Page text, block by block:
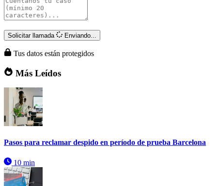
Solicitar llamada Enviando...
Tus datos están protegidos
Más Leídos
Pasos para reclamar despido en período de prueba Barcelona
10 min